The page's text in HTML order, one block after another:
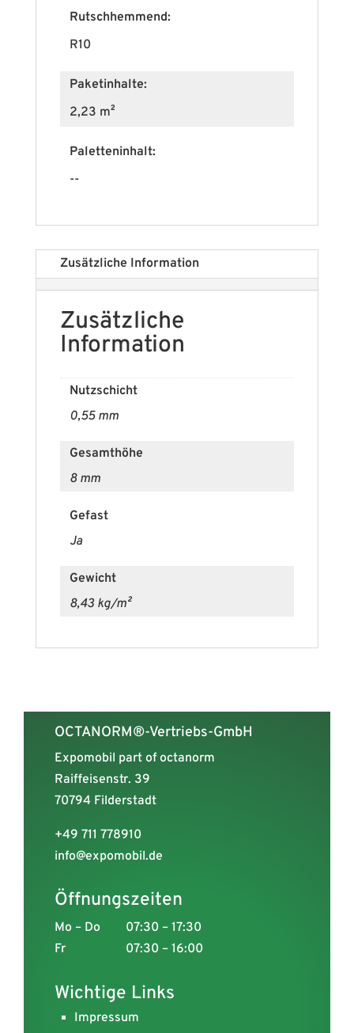
Rutschhemmend:
R10
Paketinhalte:
2,23 m²
Paletteninhalt:
--
Zusätzliche Information
Zusätzliche
Information
Nutzschicht
0,55 mm
Gesamthöhe
8 mm
Gefast
Ja
Gewicht
8,43 kg/m²
OCTANORM®-Vertriebs-GmbH
Expomobil part of octanorm
Raiffeisenstr. 39
70794 Filderstadt
+49 711 778910
info@expomobil.de
Öffnungszeiten
Mo – Do
07:30 – 17:30
Fr
07:30 – 16:00
Wichtige Links
Impressum